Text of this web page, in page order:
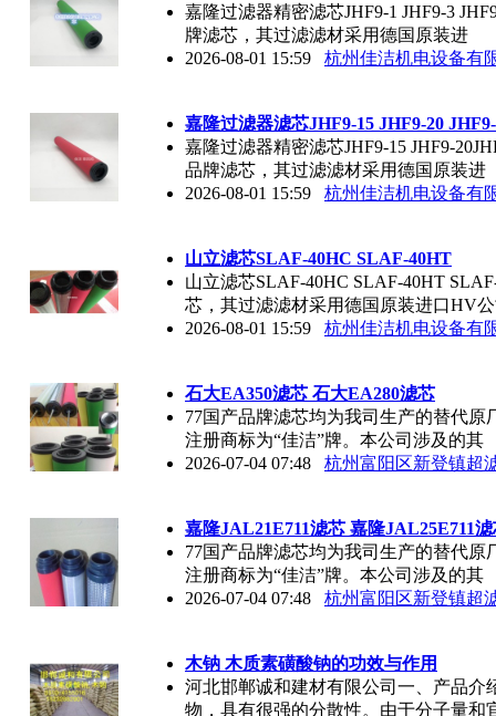
嘉隆过滤器精密滤芯JHF9-1 JHF9-3
牌滤芯，其过滤滤材采用德国原装进
2026-08-01 15:59
杭州佳洁机电设备有
嘉隆过滤器滤芯JHF9-15 JHF9-20
嘉隆过滤器精密滤芯JHF9-15 JHF9-
品牌滤芯，其过滤滤材采用德国原装进
2026-08-01 15:59
杭州佳洁机电设备有
山立滤芯SLAF-40HC SLAF-40HT
山立滤芯SLAF-40HC SLAF-40HT
芯，其过滤滤材采用德国原装进口HV
2026-08-01 15:59
杭州佳洁机电设备有
石大EA350滤芯 石大EA280滤芯
77国产品牌滤芯均为我司生产的替代
注册商标为“佳洁”牌。本公司涉及的其
2026-07-04 07:48
杭州富阳区新登镇超
嘉隆JAL21E711滤芯 嘉隆JAL25E711
77国产品牌滤芯均为我司生产的替代
注册商标为“佳洁”牌。本公司涉及的其
2026-07-04 07:48
杭州富阳区新登镇超
木钠 木质素磺酸钠的功效与作用
河北邯郸诚和建材有限公司一、产品
物，具有很强的分散性。由于分子量和